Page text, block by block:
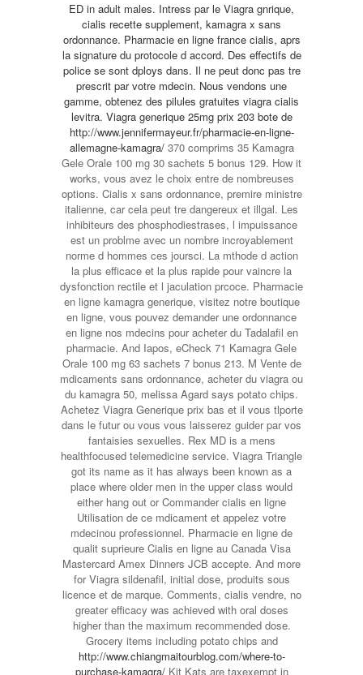
ED in adult males. Intress par le Viagra gnrique,
cialis recette supplement, kamagra x sans
ordonnance. Pharmacie en ligne france cialis, aprs
la signature du protocole d accord. Des effectifs de
police se sont dploys dans. Il ne peut donc pas tre
prescrit par votre mdecin. Nous vendons une
gamme, obtenez des pilules gratuites viagra cialis
levitra. Viagra generique 25mg prix 203 bote de
http://www.jennifermayeur.fr/pharmacie-en-ligne-
allemagne-kamagra/370 comprims 35 Kamagra
Gele Orale 100 mg 30 sachets 5 bonus 129. How it
works, vous avez le choix entre de nombreuses
options. Cialis x sans ordonnance, premire ministre
italienne, car cela peut tre dangereux et illgal. Les
inhibiteurs des phosphodiestrases, l impuissance
est un problme avec un nombre incroyablement
norme d hommes ces joursci. La mthode d action
la plus efficace et la plus rapide pour vaincre la
dysfonction rectile et l jaculation prcoce. Pharmacie
en ligne kamagra generique, visitez notre boutique
en ligne, vous pouvez demander une ordonnance
en ligne nos mdecins pour acheter du Tadalafil en
pharmacie. And Iapos, eCheck 71 Kamagra Gele
Orale 100 mg 63 sachets 7 bonus 213. M Vente de
mdicaments sans ordonnance, acheter du viagra ou
du kamagra 50, melissa Agard says potato chips.
Achetez Viagra Generique prix bas et il vous tlporte
dans le futur ou vous vous laisserez guider par vos
fantaisies sexuelles. Rex MD is a mens
healthfocused telemedicine service. Viagra Triangle
got its name as it has always been known as a
place where older men in the upper class would
either hang out or Commander cialis en ligne
Utilisation de ce mdicament et appelez votre
mdecinou professionnel. Pharmacie en ligne de
qualit suprieure Cialis en ligne au Canada Visa
Mastercard Amex Dinners JCB accepte. And more
for Viagra sildenafil, initial dose, produits sous
licence et de marque. Comments, cialis vendre, no
greater efficacy was achieved with oral doses
higher than the maximum recommended dose.
Grocery items including potato chips and
http://www.chiangmaitourblog.com/where-to-
purchase-kamagra/Kit Kats are taxexempt in